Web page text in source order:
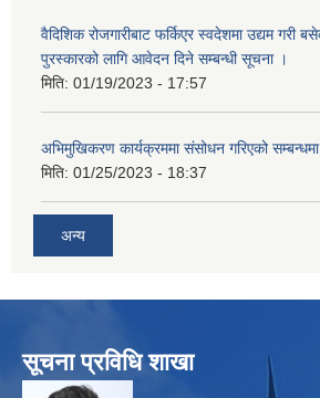
वैदिशिक रोजगारीबाट फर्किएर स्वदेशमा उद्यम गरी
पुरस्कारको लागि आवेदन दिने सम्बन्धी सूचना ।
मिति: 01/19/2023 - 17:57
अभिमुखिकरण कार्यक्रममा संसोधन गरिएको
मिति: 01/25/2023 - 18:37
अन्य
सूचना प्रविधि शाखा